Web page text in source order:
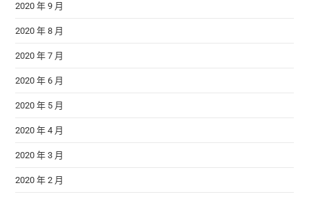
2020 年 9 月
2020 年 8 月
2020 年 7 月
2020 年 6 月
2020 年 5 月
2020 年 4 月
2020 年 3 月
2020 年 2 月